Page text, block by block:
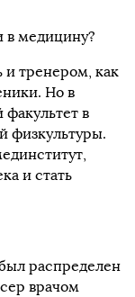
медицину?
и тренером, как
Но в
в
физкультуры.
и стать
распределен
врачом